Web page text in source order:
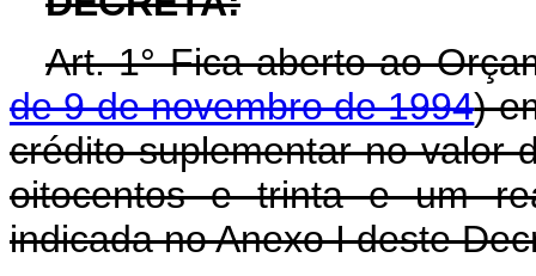
Art. 1° Fica aberto ao
de 9 de novembro de 1994)
crédito suplementar no valor
oitocentos e trinta e um
indicada no Anexo I deste